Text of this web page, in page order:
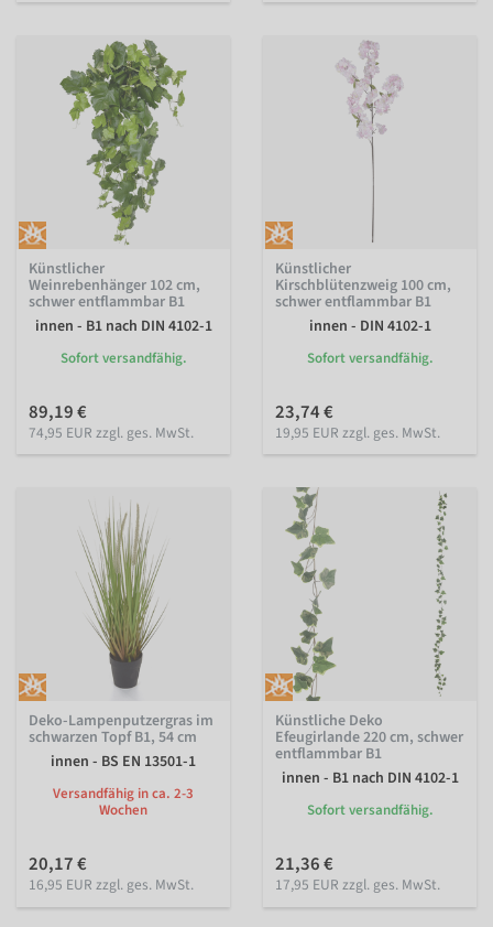
Künstlicher
Weinrebenhänger 102 cm,
schwer entflammbar B1
innen - B1 nach DIN 4102-1
Sofort versandfähig.
89,19 €
74,95 EUR zzgl. ges. MwSt.
Künstlicher
Kirschblütenzweig 100 cm,
schwer entflammbar B1
innen - DIN 4102-1
Sofort versandfähig.
23,74 €
19,95 EUR zzgl. ges. MwSt.
Deko-Lampenputzergras im
schwarzen Topf B1, 54 cm
innen - BS EN 13501-1
Versandfähig in ca. 2-3
Wochen
20,17 €
16,95 EUR zzgl. ges. MwSt.
Künstliche Deko
Efeugirlande 220 cm, schwer
entflammbar B1
innen - B1 nach DIN 4102-1
Sofort versandfähig.
21,36 €
17,95 EUR zzgl. ges. MwSt.